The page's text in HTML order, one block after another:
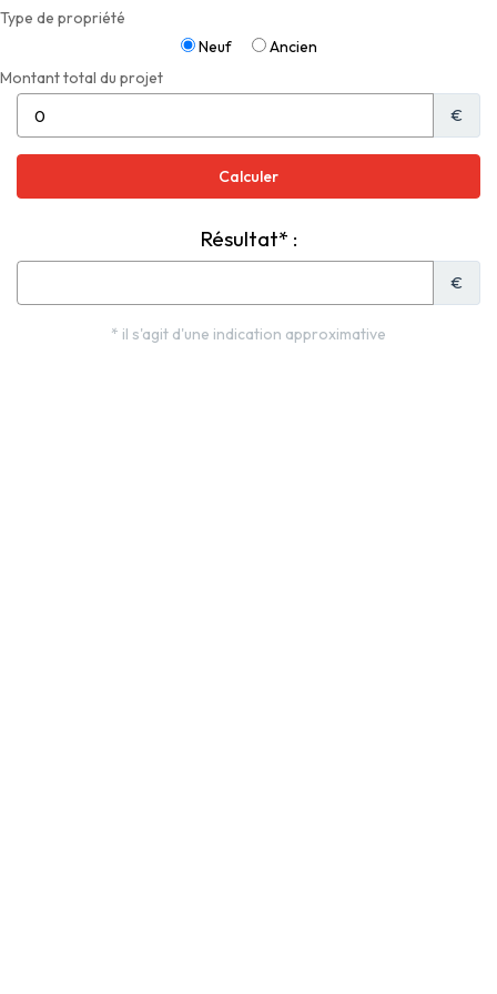
Type de propriété
Neuf
Ancien
Montant total du projet
€
Résultat* :
€
* il s'agit d'une indication approximative